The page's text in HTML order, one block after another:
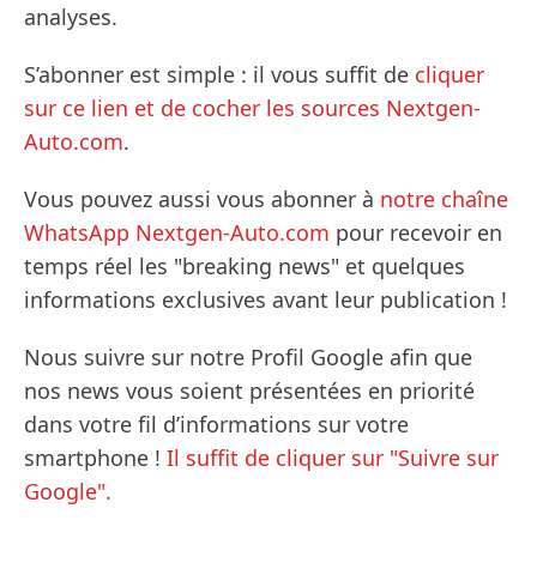
analyses.
S’abonner est simple : il vous suffit de cliquer
sur ce lien et de cocher les sources Nextgen-
Auto.com.
Vous pouvez aussi vous abonner à notre chaîne
WhatsApp Nextgen-Auto.com pour recevoir en
temps réel les "breaking news" et quelques
informations exclusives avant leur publication !
Nous suivre sur notre Profil Google afin que
nos news vous soient présentées en priorité
dans votre fil d’informations sur votre
smartphone ! Il suffit de cliquer sur "Suivre sur
Google".